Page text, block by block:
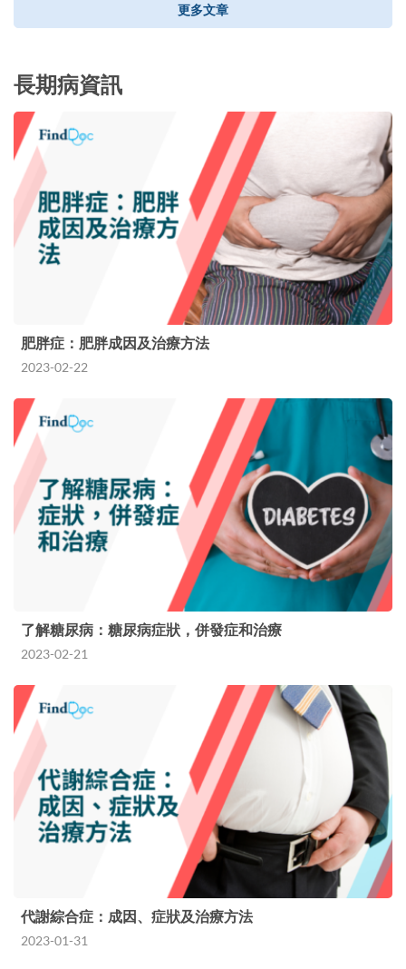
更多文章
長期病資訊
肥胖症：肥胖成因及治療方法
2023-02-22
了解糖尿病：糖尿病症狀，併發症和治療
2023-02-21
代謝綜合症：成因、症狀及治療方法
2023-01-31